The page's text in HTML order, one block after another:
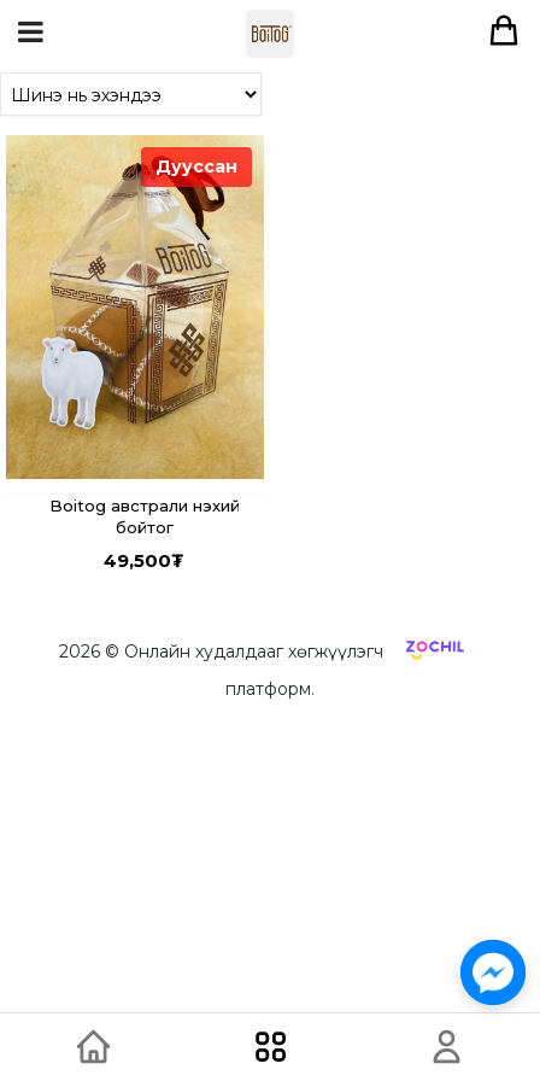
Дууссан
Boitog австрали нэхий
бойтог
49,500₮
2026© Онлайн худалдааг хөгжүүлэгч
платформ.